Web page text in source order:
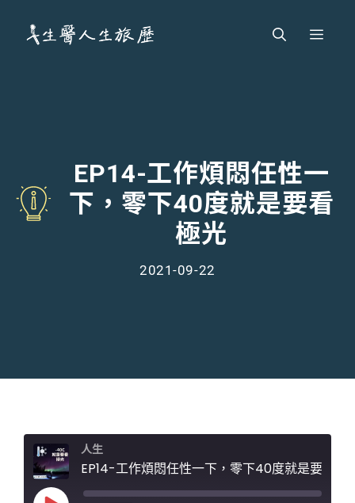
Menu
EP14-工作煩悶任性一
下，零下40度就是要看
極光
2021-09-22
人生